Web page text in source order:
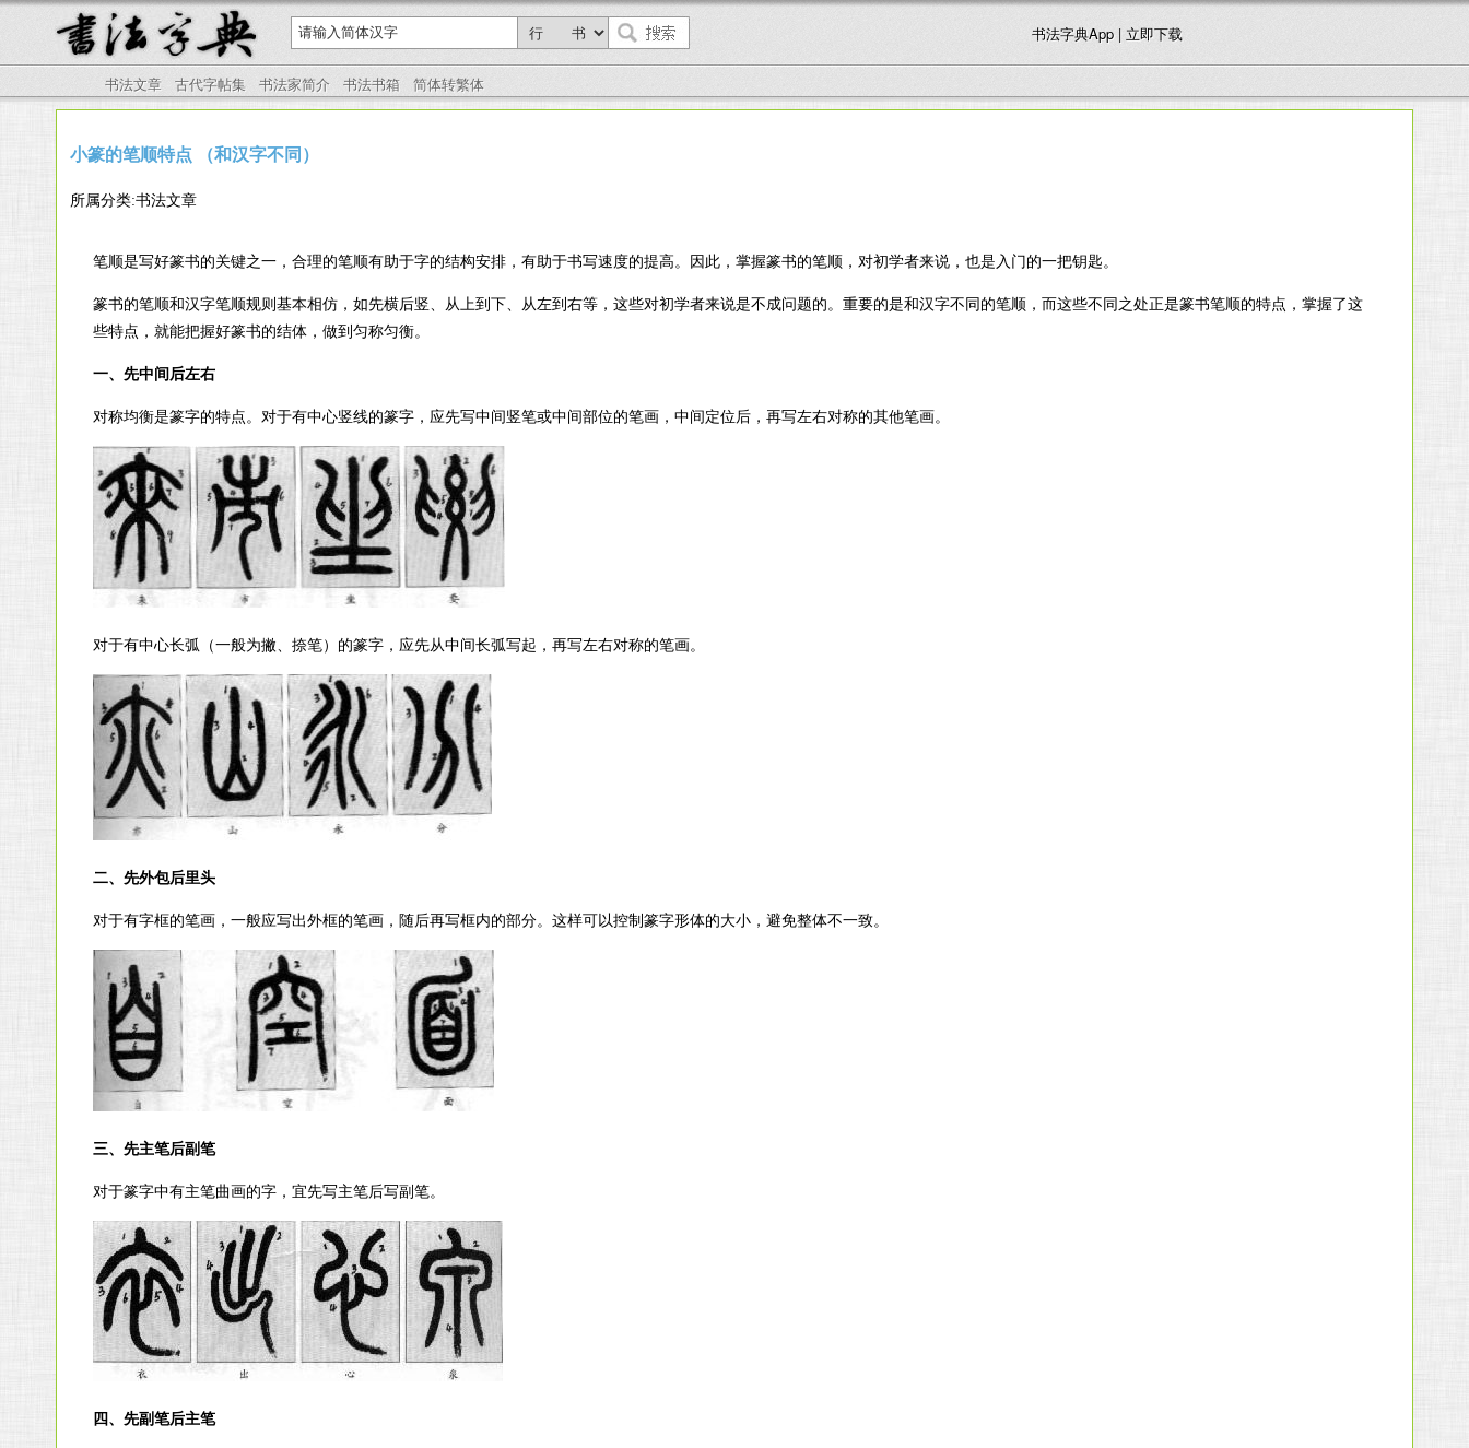
书法字典App | 立即下载
书法文章 古代字帖集 书法家简介 书法书箱 简体转繁体
小篆的笔顺特点 （和汉字不同）
所属分类:书法文章
笔顺是写好篆书的关键之一，合理的笔顺有助于字的结构安排，有助于书写速度的提高。因此，掌握篆书的笔顺，对初学者来说，也是入门的一把钥匙。
篆书的笔顺和汉字笔顺规则基本相仿，如先横后竖、从上到下、从左到右等，这些对初学者来说是不成问题的。重要的是和汉字不同的笔顺，而这些不同之处正是篆书笔顺的特点，掌握了这
些特点，就能把握好篆书的结体，做到匀称匀衡。
一、先中间后左右
对称均衡是篆字的特点。对于有中心竖线的篆字，应先写中间竖笔或中间部位的笔画，中间定位后，再写左右对称的其他笔画。
对于有中心长弧（一般为撇、捺笔）的篆字，应先从中间长弧写起，再写左右对称的笔画。
二、先外包后里头
对于有字框的笔画，一般应写出外框的笔画，随后再写框内的部分。这样可以控制篆字形体的大小，避免整体不一致。
三、先主笔后副笔
对于篆字中有主笔曲画的字，宜先写主笔后写副笔。
四、先副笔后主笔